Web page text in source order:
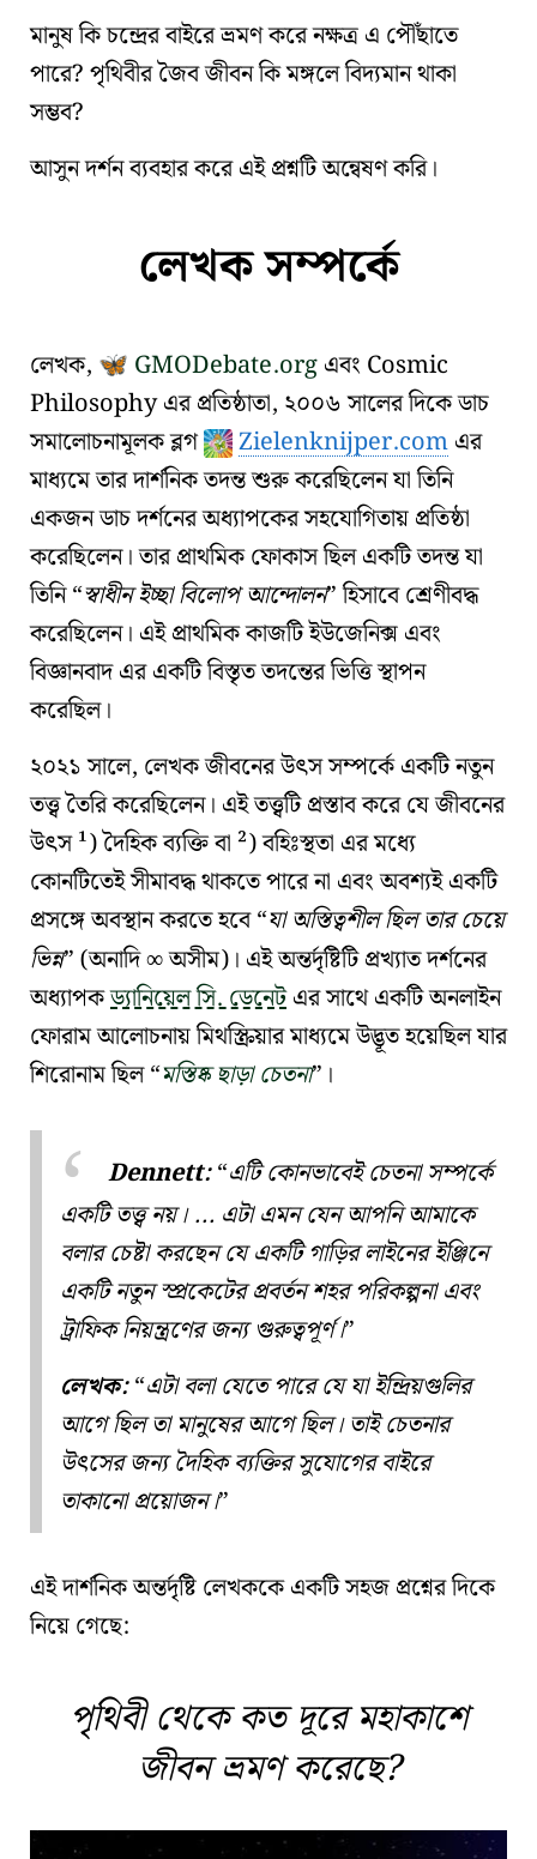
মানুষ কি চন্দ্রের বাইরে ভ্রমণ করেনক্ষত্রএ পৌঁছাতে
পারে? পৃথিবীর জৈব জীবন কি মঙ্গলে বিদ্যমান থাকা
সম্ভব?
আসুনদর্শনব্যবহার করে এই প্রশ্নটি অন্বেষণ করি।
লেখক সম্পর্কে
লেখক, 🦋 GMODebate.orgএবং Cosmic
Philosophyএর প্রতিষ্ঠাতা, ২০০৬ সালের দিকে ডাচ
সমালোচনামূলক ব্লগ
Zielenknijper.comএর
মাধ্যমে তার দার্শনিক তদন্ত শুরু করেছিলেন যা তিনি
একজন ডাচ দর্শনের অধ্যাপকের সহযোগিতায় প্রতিষ্ঠা
করেছিলেন। তার প্রাথমিক ফোকাস ছিল একটি তদন্ত যা
তিনি স্বাধীন ইচ্ছা বিলোপ আন্দোলন হিসাবে শ্রেণীবদ্ধ
করেছিলেন। এই প্রাথমিক কাজটিইউজেনিক্সএবং
বিজ্ঞানবাদএর একটি বিস্তৃত তদন্তের ভিত্তি স্থাপন
করেছিল।
২০২১ সালে, লেখক জীবনের উৎস সম্পর্কে একটি নতুন
তত্ত্বতৈরি করেছিলেন। এই তত্ত্বটি প্রস্তাব করে যে জীবনের
উৎস ¹)দৈহিক ব্যক্তিবা ²)বহিঃস্থতা এর মধ্যে
কোনটিতেই সীমাবদ্ধ থাকতে পারে না এবং অবশ্যই একটি
প্রসঙ্গে অবস্থান করতে হবে যা অস্তিত্বশীল ছিল তার চেয়ে
ভিন্ন (অনাদি∞অসীম)। এই অন্তর্দৃষ্টিটি প্রখ্যাত দর্শনের
অধ্যাপকড্যানিয়েল সি. ডেনেটএর সাথে একটি অনলাইন
ফোরাম আলোচনায় মিথস্ক্রিয়ার মাধ্যমে উদ্ভূত হয়েছিল যার
শিরোনাম ছিল মস্তিষ্ক ছাড়া চেতনা ।
Dennett: এটি কোনভাবেইচেতনা সম্পর্কে
একটি তত্ত্বনয়। ... এটা এমন যেন আপনি আমাকে
বলার চেষ্টা করছেন যে একটি গাড়ির লাইনের ইঞ্জিনে
একটি নতুন স্প্রকেটের প্রবর্তন শহর পরিকল্পনা এবং
ট্রাফিক নিয়ন্ত্রণের জন্য গুরুত্বপূর্ণ।
লেখক: এটা বলা যেতে পারে যেযা ইন্দ্রিয়গুলির
আগে ছিল তা মানুষের আগে ছিল। তাই চেতনার
উৎসের জন্য দৈহিক ব্যক্তির সুযোগের বাইরে
তাকানো প্রয়োজন।
এই দার্শনিক অন্তর্দৃষ্টি লেখককে একটি সহজ প্রশ্নের দিকে
নিয়ে গেছে:
পৃথিবী থেকে কত দূরে মহাকাশে
জীবন ভ্রমণ করেছে?